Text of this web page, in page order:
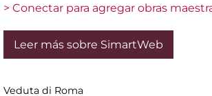
> Conectar para agregar obras
Leer más sobre SimartWeb
Veduta di Roma